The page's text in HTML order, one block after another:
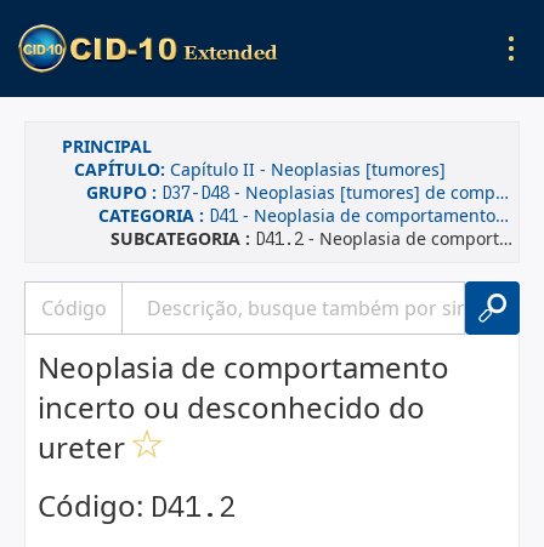
PRINCIPAL
CAPÍTULO: Capítulo II - Neoplasias [tumores]
GRUPO : D37-D48 - Neoplasias [tumores] de comportamento incerto ou desconhecido
CATEGORIA : D41 - Neoplasia de comportamento incerto ou desconhecido dos órgãos urinários
SUBCATEGORIA : D41.2 - Neoplasia de comportamento incerto ou desconhecido do ureter
Neoplasia de comportamento
incerto ou desconhecido do
ureter
Código: D41.2